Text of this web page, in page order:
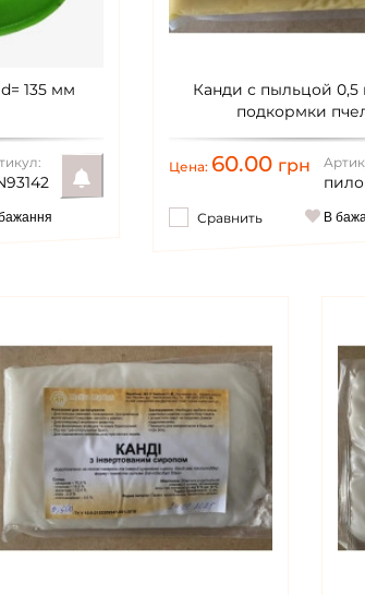
135 мм
Канди с пыльцой 0,5
подкормки
Цена: 60.00 грн
Сравнить В